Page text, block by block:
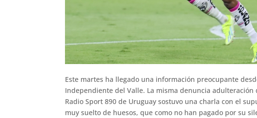
Este martes ha llegado una información preocupante
Independiente del Valle. La misma denuncia
Radio Sport 890 de Uruguay sostuvo una charla con el
muy suelto de huesos, que como no han pagado por su